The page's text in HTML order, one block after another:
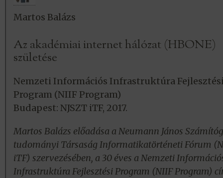
Martos Balázs
Az akadémiai internet hálózat (HBONE)
születése
Nemzeti Információs Infrastruktúra
Program (NIIF Program)
Budapest: NJSZT iTF, 2017.
Martos Balázs előadása a Neumann János
tudományi Társaság Informatikatörténeti Fórum
iTF) szervezésében, a 30 éves a Nemzeti
Infrastruktúra Fejlesztési Program (NIIF Program)